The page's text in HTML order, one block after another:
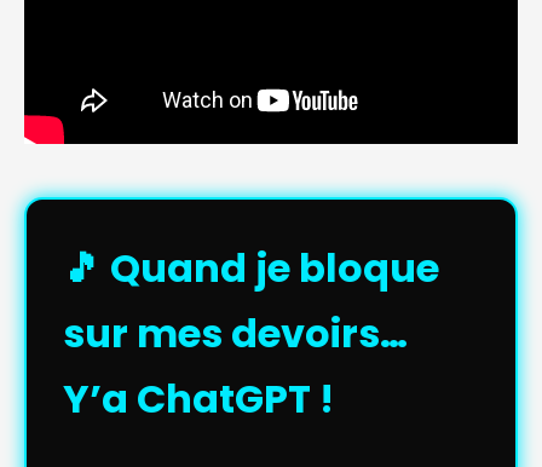
🎵 Quand je bloque
sur mes devoirs…
Y’a ChatGPT !